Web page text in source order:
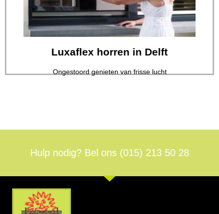
Luxaflex horren in Delft
Ongestoord genieten van frisse lucht
Luxaflex horren in Delft
Hulp nodig? Bel ons (015) 213 50 28